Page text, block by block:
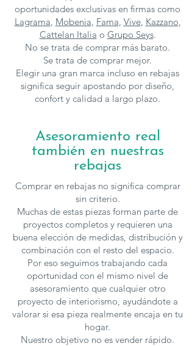
oportunidades exclusivas en firmas como
Lagrama, Mobenia, Fama, Vive, Kazzano,
Cattelan Italia o Grupo Seys.
No se trata de comprar más barato.
Se trata de comprar mejor.
Elegir una gran marca incluso en rebajas
significa seguir apostando por diseño,
confort y calidad a largo plazo.
Asesoramiento real
también en nuestras
rebajas
Comprar en rebajas no significa comprar
sin criterio.
Muchas de estas piezas forman parte de
proyectos completos y requieren una
buena elección de medidas, distribución y
combinación con el resto del espacio.
Por eso seguimos trabajando cada
oportunidad con el mismo nivel de
asesoramiento que cualquier otro
proyecto de interiorismo, ayudándote a
valorar si esa pieza realmente encaja en tu
hogar.
Nuestro objetivo no es vender rápido.